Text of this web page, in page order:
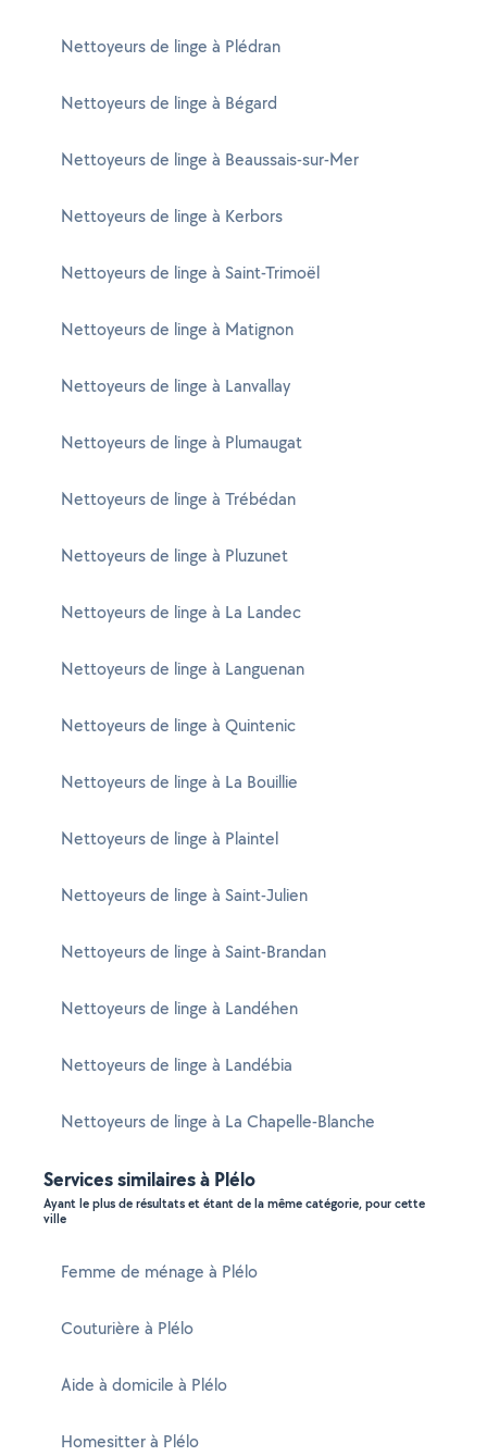
Nettoyeurs de linge à Plédran
Nettoyeurs de linge à Bégard
Nettoyeurs de linge à Beaussais-sur-Mer
Nettoyeurs de linge à Kerbors
Nettoyeurs de linge à Saint-Trimoël
Nettoyeurs de linge à Matignon
Nettoyeurs de linge à Lanvallay
Nettoyeurs de linge à Plumaugat
Nettoyeurs de linge à Trébédan
Nettoyeurs de linge à Pluzunet
Nettoyeurs de linge à La Landec
Nettoyeurs de linge à Languenan
Nettoyeurs de linge à Quintenic
Nettoyeurs de linge à La Bouillie
Nettoyeurs de linge à Plaintel
Nettoyeurs de linge à Saint-Julien
Nettoyeurs de linge à Saint-Brandan
Nettoyeurs de linge à Landéhen
Nettoyeurs de linge à Landébia
Nettoyeurs de linge à La Chapelle-Blanche
Services similaires à Plélo
Ayant le plus de résultats et étant de la même catégorie, pour cette
ville
Femme de ménage à Plélo
Couturière à Plélo
Aide à domicile à Plélo
Homesitter à Plélo